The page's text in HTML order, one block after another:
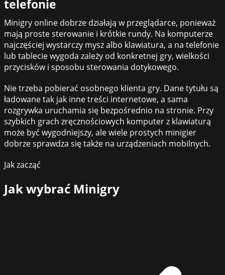
telefonie
Minigry online dobrze działają w przeglądarce, ponieważ
mają proste sterowanie i krótkie rundy. Na komputerze
najczęściej wystarczy mysz albo klawiatura, a na telefonie
lub tablecie wygoda zależy od konkretnej gry, wielkości
przycisków i sposobu sterowania dotykowego.
Nie trzeba pobierać osobnego klienta gry. Dane tytułu są
ładowane tak jak inne treści internetowe, a sama
rozgrywka uruchamia się bezpośrednio na stronie. Przy
szybkich grach zręcznościowych komputer z klawiaturą
może być wygodniejszy, ale wiele prostych minigier
dobrze sprawdza się także na urządzeniach mobilnych.
Jak zacząć
Jak wybrać Minigry